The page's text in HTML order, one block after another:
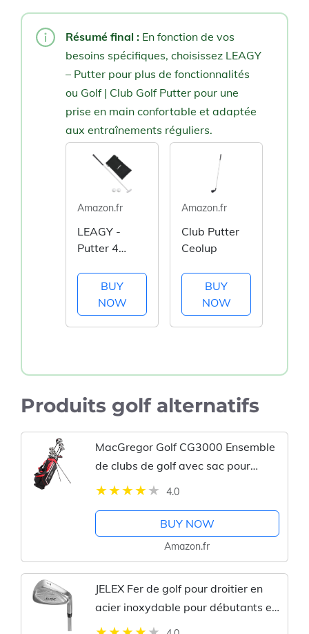
Résumé final : En fonction de vos
besoins spécifiques, choisissez LEAGY
– Putter pour plus de fonctionnalités
ou Golf | Club Golf Putter pour une
prise en main confortable et adaptée
aux entraînements réguliers.
Amazon.fr
LEAGY -
Putter 4
BUY
NOW
Amazon.fr
Club Putter
Ceolup
BUY
NOW
Produits golf alternatifs
MacGregor Golf CG3000 Ensemble
de clubs de golf avec sac pour
homme droitier
4.0
BUY NOW
Amazon.fr
JELEX Fer de golf pour droitier en
acier inoxydable pour débutants et
professionnels, pour le terrain de